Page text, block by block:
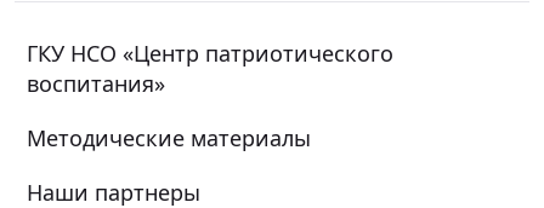
ГКУ НСО «Центр патриотического
воспитания»
Методические материалы
Наши партнеры